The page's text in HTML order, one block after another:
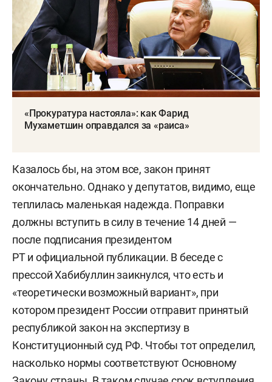
«Прокуратура настояла»: как Фарид
Мухаметшин оправдался за «раиса»
Казалось бы, на этом все, закон принят
окончательно. Однако у депутатов, видимо, еще
теплилась маленькая надежда. Поправки
должны вступить в силу в течение 14 дней —
после подписания президентом
РТ и официальной публикации. В беседе с
прессой Хабибуллин заикнулся, что есть и
«теоретически возможный вариант», при
котором президент России отправит принятый
республикой закон на экспертизу в
Конституционный суд РФ. Чтобы тот определил,
насколько нормы соответствуют Основному